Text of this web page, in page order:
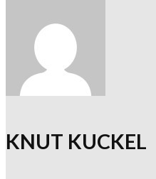
KNUT KUCKEL